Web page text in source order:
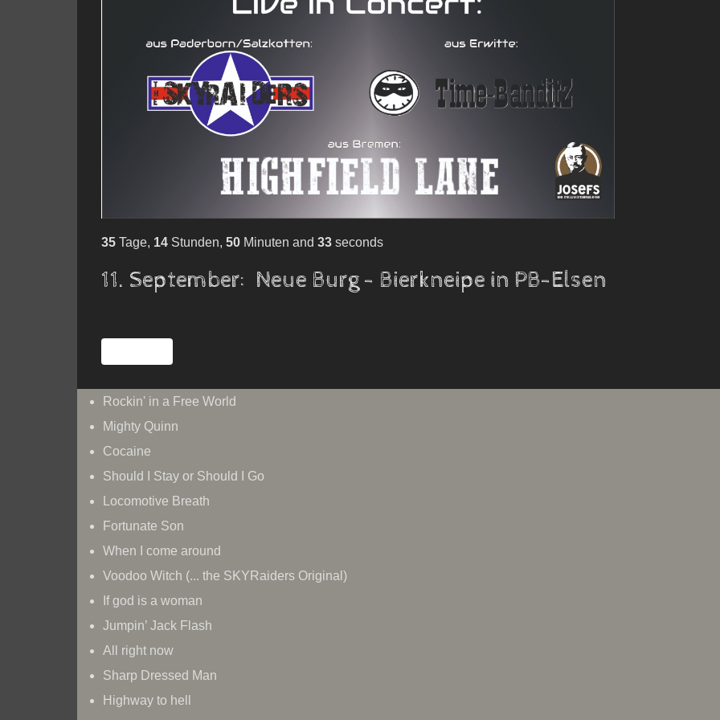
35 Tage, 14 Stunden, 50 Minuten and 32 seconds
11. September: Neue Burg - Bierkneipe in PB-Elsen
Rockin' in a Free World
Mighty Quinn
Cocaine
Should I Stay or Should I Go
Locomotive Breath
Fortunate Son
When I come around
Voodoo Witch (... the SKYRaiders Original)
If god is a woman
Jumpin’ Jack Flash
All right now
Sharp Dressed Man
Highway to hell